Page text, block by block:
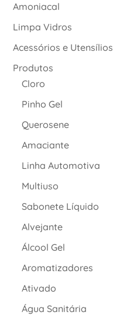
Amoniacal
Limpa Vidros
Acessórios e Utensílios
Produtos
Cloro
Pinho Gel
Querosene
Amaciante
Linha Automotiva
Multiuso
Sabonete Líquido
Alvejante
Álcool Gel
Aromatizadores
Ativado
Água Sanitária